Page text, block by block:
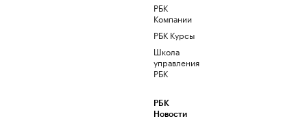
РБК
Компании
РБК Курсы
Школа
управления
РБК
РБК
Новости